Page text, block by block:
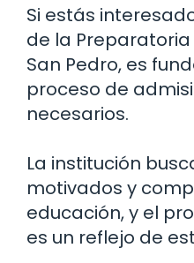
Si estás
de la Preparatoria
San Pedro, es
proceso de
necesarios.
La institución
motivados y
educación, y el
es un reflejo de